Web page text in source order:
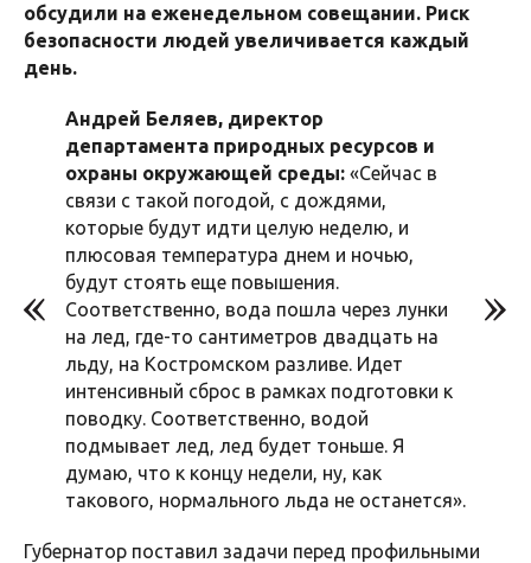
обсудили на еженедельном совещании. Риск
безопасности людей увеличивается каждый
день.
Андрей Беляев, директор
департамента природных ресурсов и
охраны окружающей среды: «Сейчас в
связи с такой погодой, с дождями,
которые будут идти целую неделю, и
плюсовая температура днем и ночью,
будут стоять еще повышения.
Соответственно, вода пошла через лунки
на лед, где-то сантиметров двадцать на
льду, на Костромском разливе. Идет
интенсивный сброс в рамках подготовки к
поводку. Соответственно, водой
подмывает лед, лед будет тоньше. Я
думаю, что к концу недели, ну, как
такового, нормального льда не останется».
Губернатор поставил задачи перед профильными